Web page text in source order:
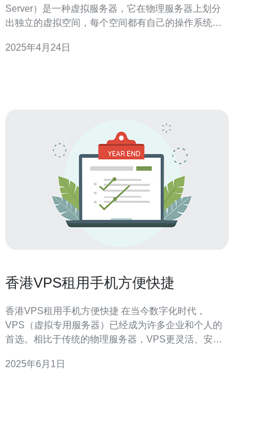
Server）是一种虚拟服务器，它在物理服务器上划分
出独立的虚拟空间，每个空间都有自己的操作系统和
托管网站等。 香港VPS有着良好的网络环境和较低的
2025年4月24日
香港VPS租用手机方便快捷
香港VPS租用手机方便快捷 在当今数字化时代，
VPS（虚拟专用服务器）已经成为许多企业和个人的
首选。相比于传统的物理服务器，VPS更灵活、安
捷，让用户能够随时随地轻松管理和控制自己的服务
2025年6月1日